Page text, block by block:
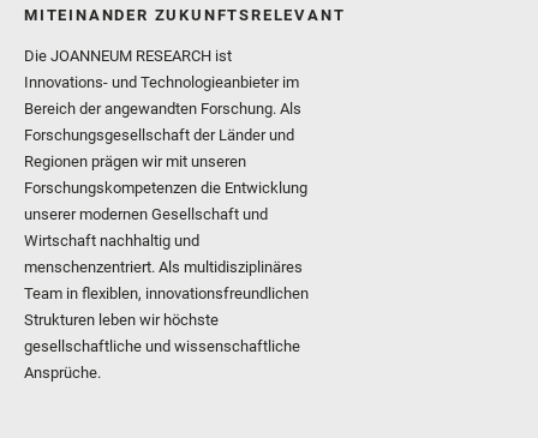
MITEINANDER ZUKUNFTSRELEVANT
Die JOANNEUM RESEARCH ist
Innovations- und Technologieanbieter im
Bereich der angewandten Forschung. Als
Forschungsgesellschaft der Länder und
Regionen prägen wir mit unseren
Forschungskompetenzen die Entwicklung
unserer modernen Gesellschaft und
Wirtschaft nachhaltig und
menschenzentriert. Als multidisziplinäres
Team in flexiblen, innovationsfreundlichen
Strukturen leben wir höchste
gesellschaftliche und wissenschaftliche
Ansprüche.